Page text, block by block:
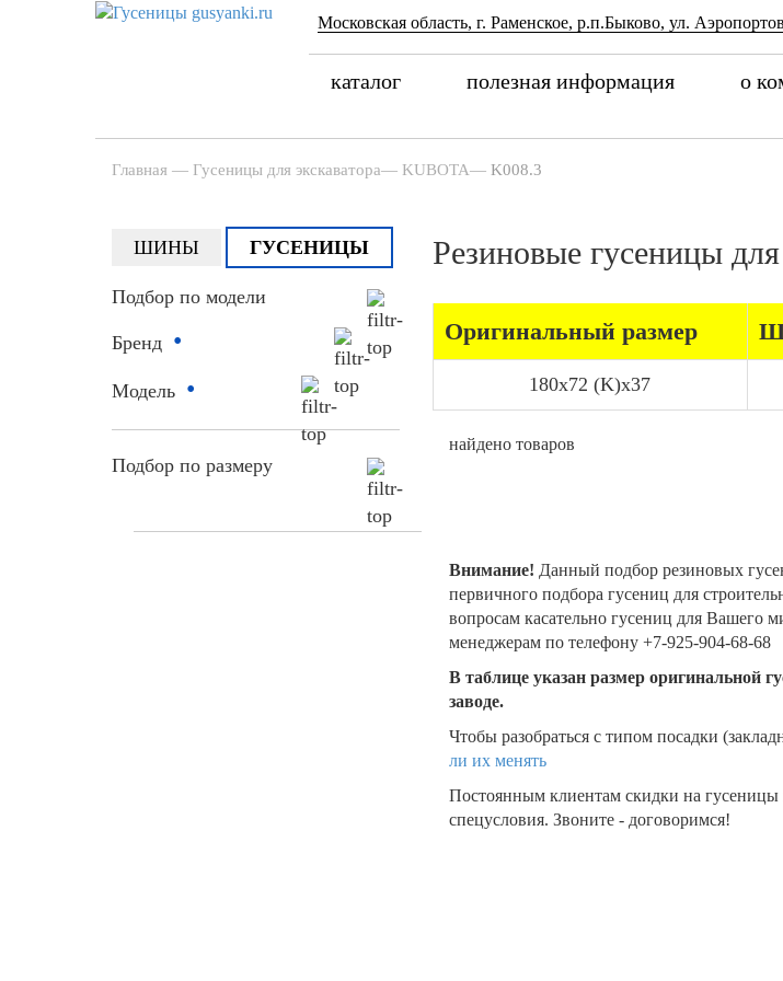
Московская область, г. Раменское, р.п.Быково, ул.
каталог полезная информация о
Главная — Гусеницы для экскаватора— KUBOTA— K008.3
ШИНЫ ГУСЕНИЦЫ
Подбор по модели
Бренд •
Модель •
Подбор по размеру
Резиновые гусеницы
Оригинальный размер
180x72 (K)x37
найдено товаров
Внимание! Данный подбор резиновых
первичного подбора гусениц для
вопросам касательно гусениц для Вашего
менеджерам по телефону +7-925-904-68-68
В таблице указан размер оригинальной
заводе.
Чтобы разобраться с типом посадки
ли их менять
Постоянным клиентам скидки на
спецусловия. Звоните - договоримся!